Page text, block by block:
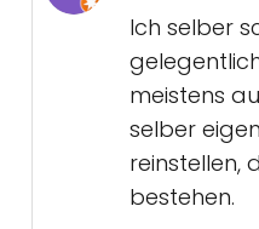
Ich selber
meistens
selber
reinstellen,
bestehen.